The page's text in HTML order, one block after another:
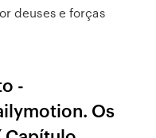
deuses e forças
-
Os